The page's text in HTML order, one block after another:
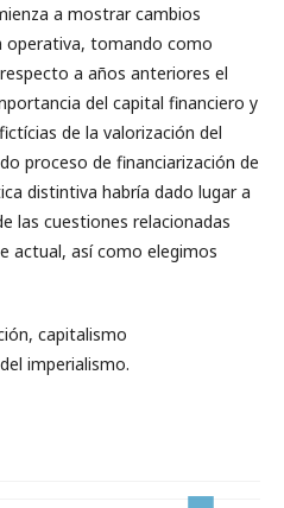
a mostrar cambios
operativa, tomando como
a años anteriores el
del capital financiero y
de la valorización del
proceso de financiarización de
distintiva habría dado lugar a
las cuestiones relacionadas
actual, así como elegimos
capitalismo
imperialismo.